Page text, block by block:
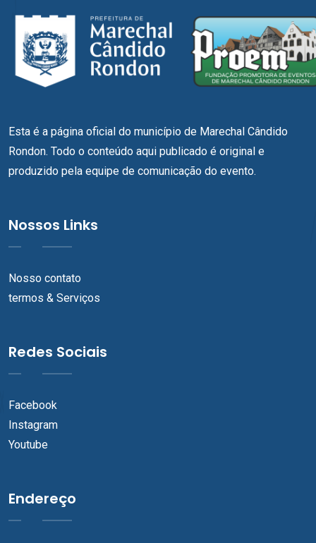
Esta é a página oficial do município de Marechal Cândido
Rondon. Todo o conteúdo aqui publicado é original e
produzido pela equipe de comunicação do evento.
Nossos Links
Nosso contato
termos & Serviços
Redes Sociais
Facebook
Instagram
Youtube
Endereço